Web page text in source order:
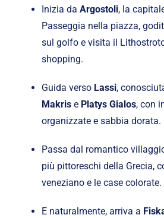
Inizia da Argostoli, la
Passeggia nella piazza,
sul golfo e visita il
shopping.
Guida verso Lassi,
Makrise Platys Gialos, con
organizzate e sabbia dorata.
Passa dal romantico
più pittoreschi della Grecia,
veneziano e le case colorate.
E naturalmente, arriva a